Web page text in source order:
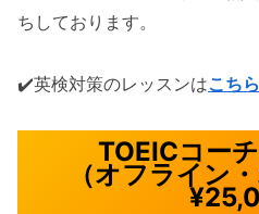
ちしております。
✔️英検対策のレッスンはこち
TOEICコー
（オフライン